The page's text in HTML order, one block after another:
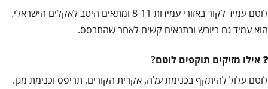
לוטם עמיד לקור באזורי עמידות 8-11 ומתאים היטב לאקלים הישראלי.
הוא עמיד גם ביובש ובתנאים קשים לאחר שהתבסס.
אילו מזיקים תוקפים לוטם?
לוטם עלול להיתקף בכנימת עלה, אקרית הקורים, תריפס וכנימת מגן.